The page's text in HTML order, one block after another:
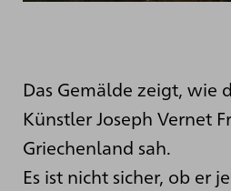
Das Gemälde zeigt, wie
Künstler Joseph Vernet
Griechenland sah.
Es ist nicht sicher, ob er